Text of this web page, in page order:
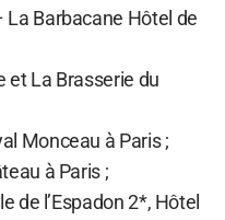
La Barbacane Hôtel de
et La Brasserie du
Monceau à Paris ;
à Paris ;
de l’Espadon 2*, Hôtel